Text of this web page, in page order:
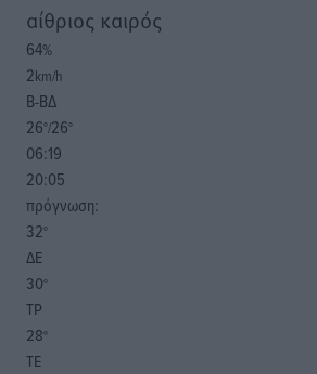
αίθριος καιρός
64%
2km/h
Β-ΒΔ
26°/26°
06:19
20:05
πρόγνωση:
32°
ΔΕ
30°
ΤΡ
28°
ΤΕ